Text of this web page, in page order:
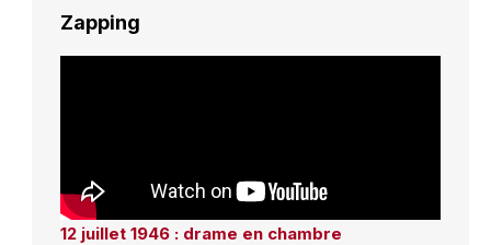
Zapping
12 juillet 1946 : drame en chambre